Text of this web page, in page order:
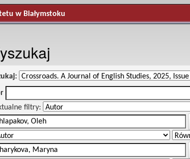
w Białymstoku
filtry: